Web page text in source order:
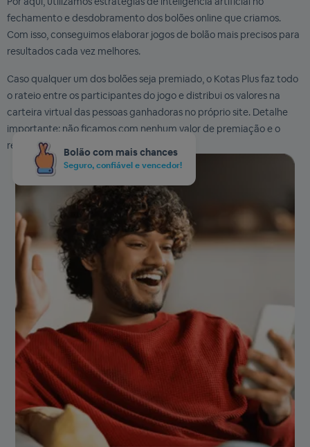
fechamento e desdobramento dos bolões online que criamos.
Com isso, conseguimos elaborar jogos de bolão mais precisos para
resultados cada vez melhores.
Caso qualquer um dos bolões seja premiado, o Kotas Plus faz todo
o rateio entre os participantes do jogo e distribui os valores na
carteira virtual das pessoas ganhadoras no próprio site. Detalhe
importante: não ficamos com nenhum valor de premiação e o
repasse é integral aos vencedores.
Bolão com mais chances
Seguro, confiável e vencedor!